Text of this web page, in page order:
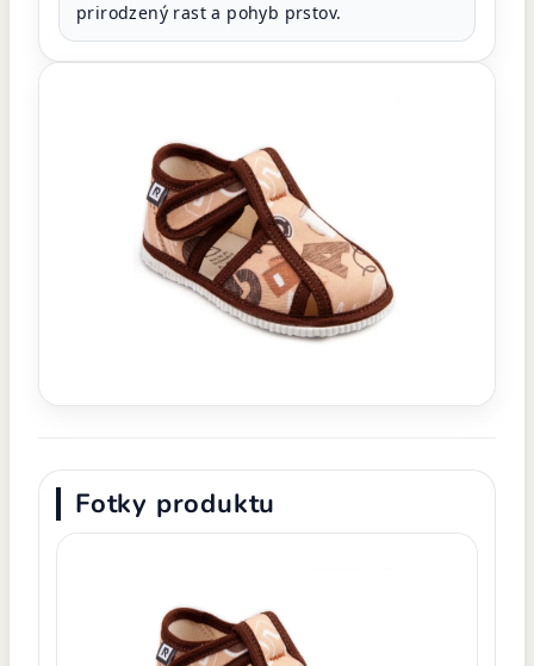
prirodzený rast a pohyb prstov.
Fotky produktu